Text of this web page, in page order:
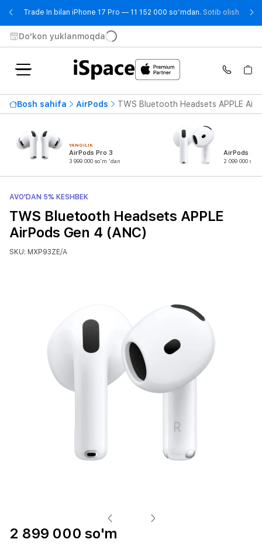
Trade In bilan iPhone 17 Pro — 11 152 000 so‘mdan. Sotib olish-
Do'kon yuklanmoqda
Bosh sahifa AirPods TWS Bluetooth Headsets APPLE
YANGILIK
AirPods Pro 3
3 999 000 so'm 'dan
AirPods 4
2 099 000
AVO'DAN 5% KESHBEK
TWS Bluetooth Headsets APPLE
AirPods Gen 4 (ANС)
SKU: MXP93ZE/A
2 899 000 so'm